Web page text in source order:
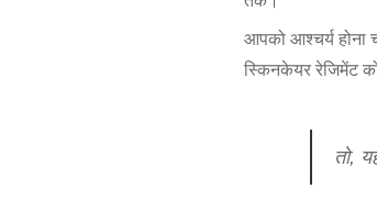
आपको आश्चर्य
स्किनकेयर रेजिमेंट
तो,